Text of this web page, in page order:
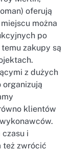
oferują
można
po
zakupy są
z dużych
klientów
i
też zwrócić